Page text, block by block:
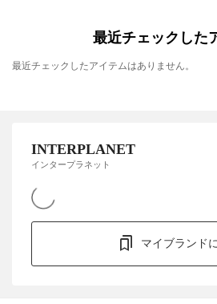
最近チェックした
最近チェックしたアイテムはありません。
INTERPLANET
インタープラネット
マイブランド